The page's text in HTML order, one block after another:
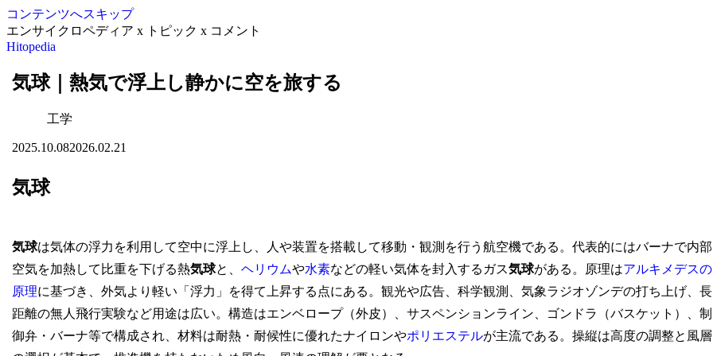
コンテンツへスキップ
エンサイクロペディア x トピック x コメント
Hitopedia
気球｜熱気で浮上し静かに空を旅する
工学
2025.10.082026.02.21
気球
気球は気体の浮力を利用して空中に浮上し、人や装置を搭載して移動・観測を行う航空機である。代表的にはバーナで内部
空気を加熱して比重を下げる熱気球と、 ヘリウムや水素などの軽い気体を封入するガス気球がある。原理はアルキメデスの
原理に基づき、外気より軽い「浮力」を得て上昇する点にある。観光や広告、科学観測、気象ラジオゾンデの打ち上げ、長
距離の無人飛行実験など用途は広い。構造はエンベロープ（外皮）、サスペンションライン、ゴンドラ（バスケット）、制
御弁・バーナ等で構成され、材料は耐熱・耐候性に優れたナイロンやポリエステルが主流である。操縦は高度の調整と風層